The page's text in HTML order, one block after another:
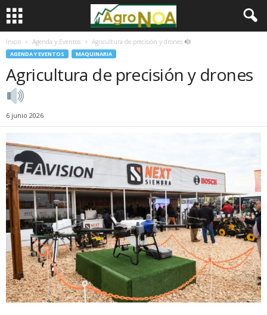
Inicio Agenda y Eventos Agricultura de precisión y drones
AGENDA Y EVENTOS MAQUINARIA
Agricultura de precisión y drones
6 junio 2026